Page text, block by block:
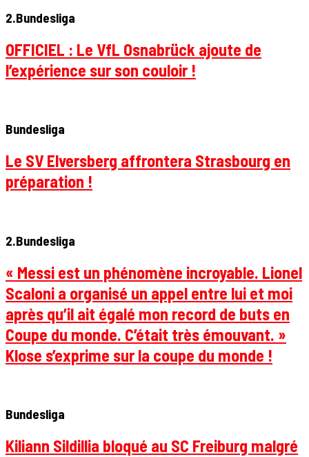
2.Bundesliga
OFFICIEL : Le VfL Osnabrück ajoute de
l’expérience sur son couloir !
Bundesliga
Le SV Elversberg affrontera Strasbourg en
préparation !
2.Bundesliga
« Messi est un phénomène incroyable. Lionel
Scaloni a organisé un appel entre lui et moi
après qu’il ait égalé mon record de buts en
Coupe du monde. C’était très émouvant. »
Klose s’exprime sur la coupe du monde !
Bundesliga
Kiliann Sildillia bloqué au SC Freiburg malgré